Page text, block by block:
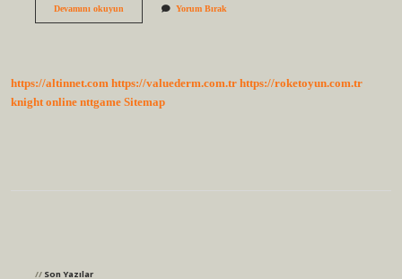
Devamını okuyunNa
Yorum Bırak
https://altinnet.com https://valuederm.com.tr https://roketoyun.com.tr
knight online nttgame Sitemap
Son Yazılar